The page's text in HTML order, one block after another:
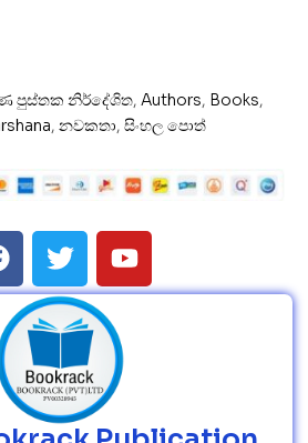
පුස්තක නිර්දේශිත, Authors, Books,
, නවකතා, සිංහල පොත්